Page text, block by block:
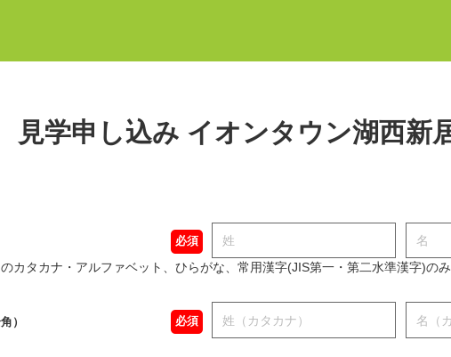
見学申し込み イオンタウン湖西新
必須
カタカナ・アルファベット、ひらがな、常用漢字(JIS第一・第二水準漢字)のみ
） 必須